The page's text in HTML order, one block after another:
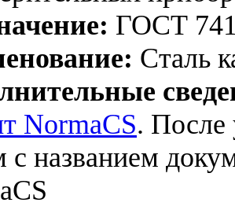
ГОСТ
Сталь
NormaCS. После
с названием